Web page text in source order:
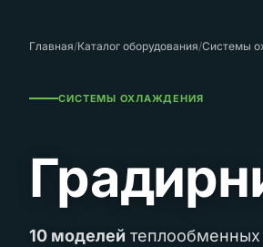
Главная/Каталог оборудования/Системы
СИСТЕМЫ ОХЛАЖДЕНИЯ
10 моделей теплообменных